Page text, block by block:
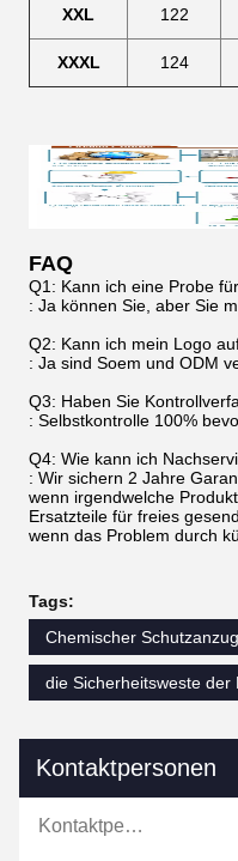
XXL 122
XXXL 124
FAQ
Q1: Kann ich eine Probe
: Ja können Sie, aber Sie
Q2: Kann ich mein Logo
: Ja sind Soem und ODM
Q3: Haben Sie
: Selbstkontrolle 100%
Q4: Wie kann ich
: Wir sichern 2 Jahre
wenn irgendwelche
Ersatzteile für freies
wenn das Problem durch
Tags:
Chemischer Schutzanzug
die Sicherheitsweste der
Kontaktpersonen
Kontaktpersonen: